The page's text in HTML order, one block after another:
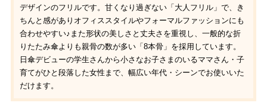
デザインのフリルです。甘くなり過ぎない「大人フリル」で、き
ちんと感がありオフィススタイルやフォーマルファッションにも
合わせやすい♪また形状の美しさと丈夫さを重視し、一般的な折
りたたみ傘よりも親骨の数が多い「8本骨」を採用しています。
日傘デビューの学生さんから小さなお子さまのいるママさん・子
育てがひと段落した女性まで、幅広い年代・シーンでお使いいた
だけます。